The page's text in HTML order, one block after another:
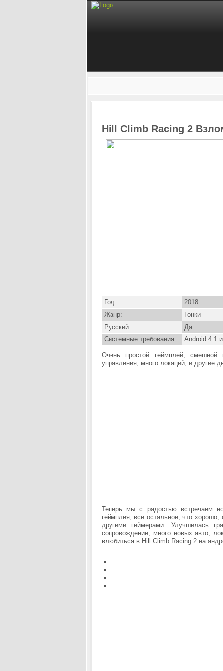
Hill Climb Racing 2
Год:
2018
Жанр:
Гонки
Русский:
Да
Системные требования:
Android 4.1
Очень простой геймплей, смешной
управления, много локаций, и другие
Теперь мы с радостью встречаем
геймплея, все остальное, что хорошо,
другими геймерами. Улучшилась
сопровождение, много новых авто,
влюбиться в Hill Climb Racing 2 на